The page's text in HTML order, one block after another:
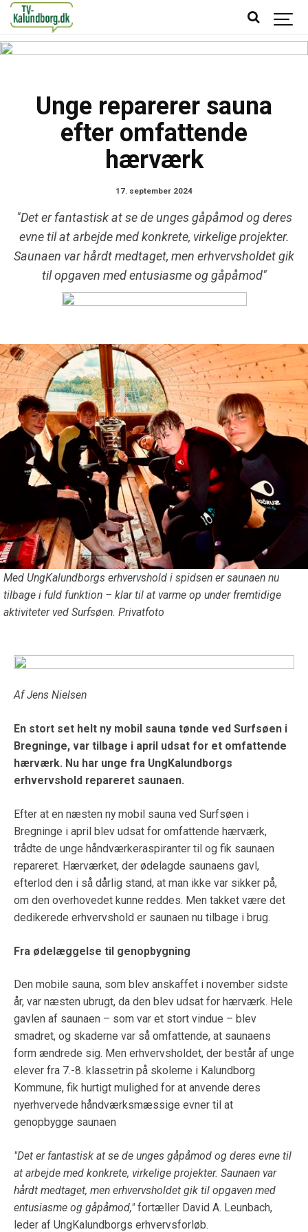
Unge reparerer sauna
efter omfattende
hærværk
17. september 2024
"Det er fantastisk at se de unges gåpåmod og deres
evne til at arbejde med konkrete, virkelige projekter.
Saunaen var hårdt medtaget, men erhvervsholdet gik
til opgaven med entusiasme og gåpåmod"
Med UngKalundborgs erhvervshold i spidsen er saunaen nu
tilbage i fuld funktion – klar til at varme op under fremtidige
aktiviteter ved Surfsøen. Privatfoto
Af Jens Nielsen
En stort set helt ny mobil sauna tønde ved Surfsøen i
Bregninge, var tilbage i april udsat for et omfattende
hærværk. Nu har unge fra UngKalundborgs
erhvervshold repareret saunaen.
Efter at en næsten ny mobil sauna ved Surfsøen i
Bregninge i april blev udsat for omfattende hærværk,
trådte de unge håndværkeraspiranter til og fik saunaen
repareret. Hærværket, der ødelagde saunaens gavl,
efterlod den i så dårlig stand, at man ikke var sikker på,
om den overhovedet kunne reddes. Men takket være det
dedikerede erhvervshold er saunaen nu tilbage i brug.
Fra ødelæggelse til genopbygning
Den mobile sauna, som blev anskaffet i november sidste
år, var næsten ubrugt, da den blev udsat for hærværk. Hele
gavlen af saunaen – som var et stort vindue – blev
smadret, og skaderne var så omfattende, at saunaens
form ændrede sig. Men erhvervsholdet, der består af unge
elever fra 7.-8. klassetrin på skolerne i Kalundborg
Kommune, fik hurtigt mulighed for at anvende deres
nyerhvervede håndværksmæssige evner til at
genopbygge saunaen
"Det er fantastisk at se de unges gåpåmod og deres evne til
at arbejde med konkrete, virkelige projekter. Saunaen var
hårdt medtaget, men erhvervsholdet gik til opgaven med
entusiasme og gåpåmod,"fortæller David A. Leunbach,
leder af UngKalundborgs erhvervsforløb.